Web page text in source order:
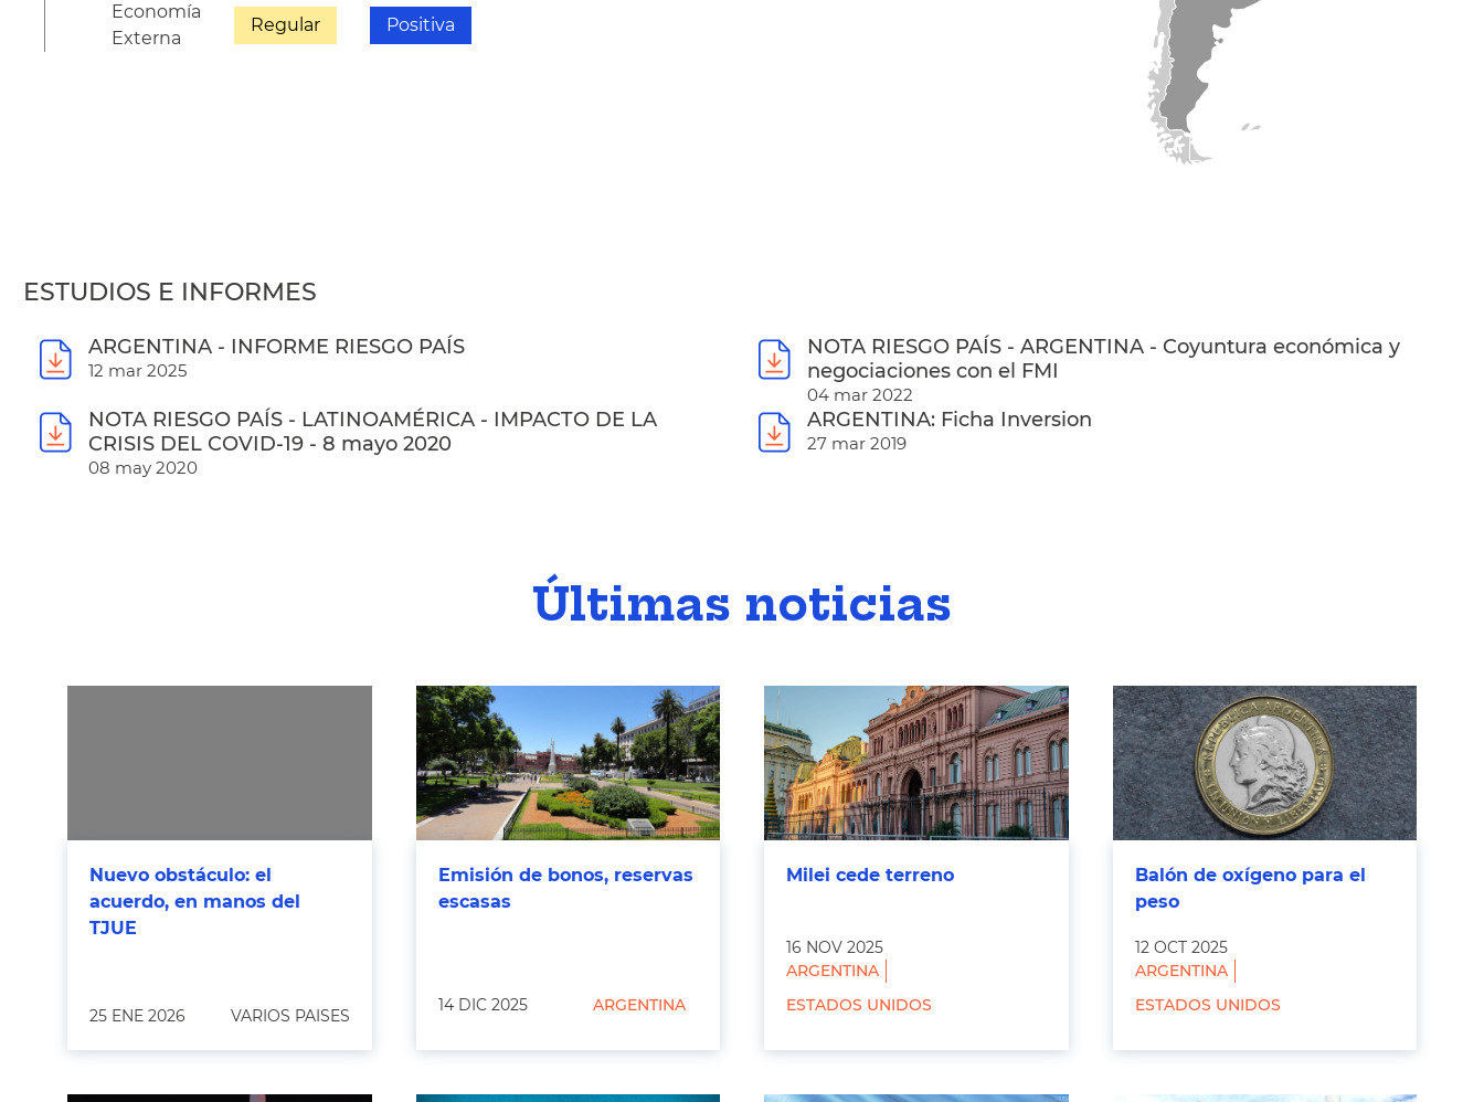
Economía
Externa
Regular Positiva
ESTUDIOS E INFORMES
ARGENTINA - INFORME RIESGO PAÍS
12 mar 2025
NOTA RIESGO PAÍS - ARGENTINA - Coyuntura económica y
negociaciones con el FMI
04 mar 2022
NOTA RIESGO PAÍS - LATINOAMÉRICA - IMPACTO DE LA
CRISIS DEL COVID-19 - 8 mayo 2020
08 may 2020
ARGENTINA: Ficha Inversion
27 mar 2019
Últimas noticias
Nuevo obstáculo: el
acuerdo, en manos del
TJUE
25 ENE 2026 VARIOS PAISES
Emisión de bonos, reservas
escasas
14 DIC 2025 ARGENTINA
Milei cede terreno
16 NOV 2025
ARGENTINA
ESTADOS UNIDOS
Balón de oxígeno para el
peso
12 OCT 2025
ARGENTINA
ESTADOS UNIDOS